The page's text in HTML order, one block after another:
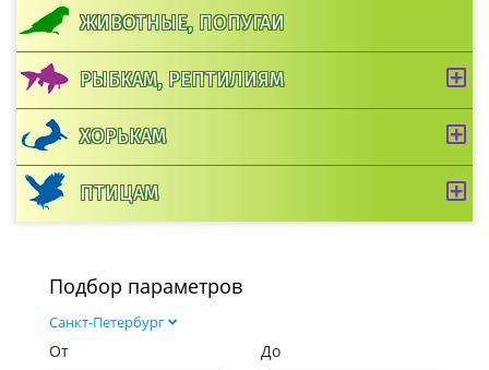
ЖИВОТНЫЕ, ПОПУГАИ
РЫБКАМ, РЕПТИЛИЯМ
ХОРЬКАМ
ПТИЦАМ
Подбор параметров
Санкт-Петербург
От До